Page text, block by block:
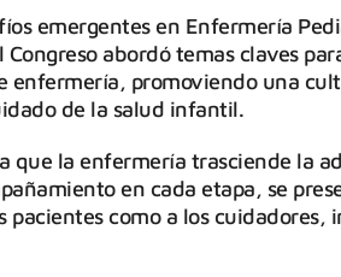
emergentes en Enfermería
Congreso abordó temas claves
enfermería, promoviendo una
de la salud infantil.
que la enfermería trasciende la
en cada etapa, se
pacientes como a los